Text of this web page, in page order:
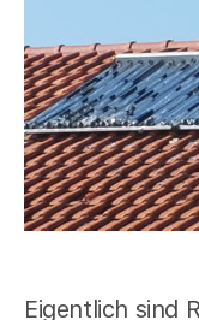
Eigentlich sind